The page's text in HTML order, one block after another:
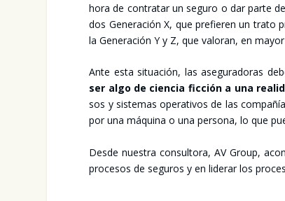
hora de con­tra­tar un segu­ro o dar par­te
dos Gene­ra­ción X, que pre­fie­ren un tra­to
la Gene­ra­ción Y y Z, que valo­ran, en
Ante esta situa­ción, las ase­gu­ra­do­ras
ser algo de cien­cia fic­ción a una
sos y sis­te­mas ope­ra­ti­vos de las
por una máqui­na o una per­so­na, lo que
Des­de nues­tra con­sul­to­ra, AV Group,
pro­ce­sos de segu­ros y en lide­rar los